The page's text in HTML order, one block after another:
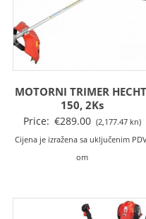
MOTORNI TRIMER
150, 2Ks
Price: €289.00 (2,177.47 kn)
Cijena je izražena sa uključenim
om